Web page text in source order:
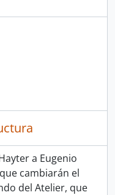
a Eugenio
cambiarán el
del Atelier, que